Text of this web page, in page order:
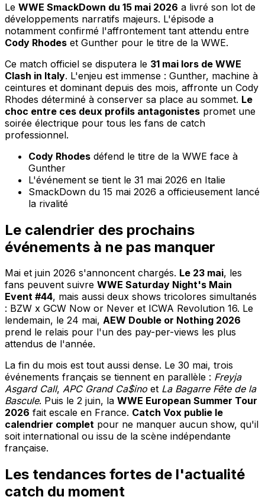
Le WWE SmackDown du 15 mai 2026 a livré son lot de
développements narratifs majeurs. L'épisode a
notamment confirmé l'affrontement tant attendu entre
Cody Rhodes et Gunther pour le titre de la WWE.
Ce match officiel se disputera le 31 mai lors de WWE
Clash in Italy. L'enjeu est immense : Gunther, machine à
ceintures et dominant depuis des mois, affronte un Cody
Rhodes déterminé à conserver sa place au sommet. Le
choc entre ces deux profils antagonistes promet une
soirée électrique pour tous les fans de catch
professionnel.
Cody Rhodes défend le titre de la WWE face à
Gunther
L'événement se tient le 31 mai 2026 en Italie
SmackDown du 15 mai 2026 a officieusement lancé
la rivalité
Le calendrier des prochains
événements à ne pas manquer
Mai et juin 2026 s'annoncent chargés. Le 23 mai, les
fans peuvent suivre WWE Saturday Night's Main
Event #44, mais aussi deux shows tricolores simultanés
: BZW x GCW Now or Never et ICWA Revolution 16. Le
lendemain, le 24 mai, AEW Double or Nothing 2026
prend le relais pour l'un des pay-per-views les plus
attendus de l'année.
La fin du mois est tout aussi dense. Le 30 mai, trois
événements français se tiennent en parallèle : Freyja
Asgard Call, APC Grand Ca$ino et La Bagarre Fête de la
Bascule. Puis le 2 juin, la WWE European Summer Tour
2026 fait escale en France. Catch Vox publie le
calendrier complet pour ne manquer aucun show, qu'il
soit international ou issu de la scène indépendante
française.
Les tendances fortes de l'actualité
catch du moment